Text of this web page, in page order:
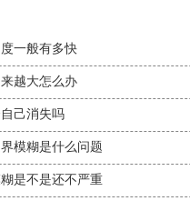
一般有多快
越大怎么办
己消失吗
模糊是什么问题
是不是还不严重